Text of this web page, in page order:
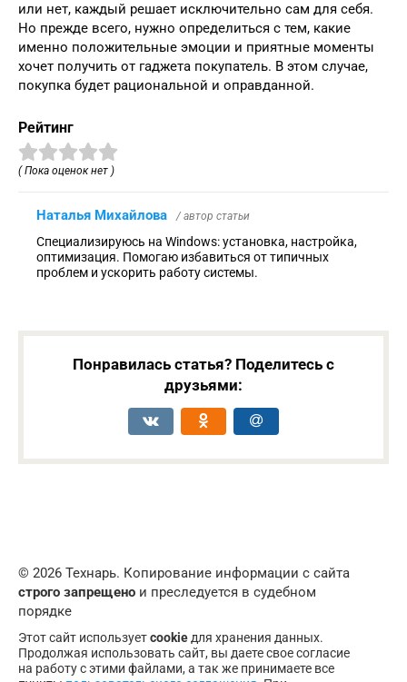
или нет, каждый решает исключительно сам для себя.
Но прежде всего, нужно определиться с тем, какие
именно положительные эмоции и приятные моменты
хочет получить от гаджета покупатель. В этом случае,
покупка будет рациональной и оправданной.
Рейтинг
( Пока оценок нет )
Наталья Михайлова / автор статьи
Специализируюсь на Windows: установка, настройка,
оптимизация. Помогаю избавиться от типичных
проблем и ускорить работу системы.
Понравилась статья? Поделитесь с
друзьями:
© 2026 Технарь. Копирование информации с сайта
строго запрещено и преследуется в судебном
порядке
Этот сайт используетcookieдля хранения данных.
Продолжая использовать сайт, вы даете свое согласие
на работу с этими файлами, а так же принимаете все